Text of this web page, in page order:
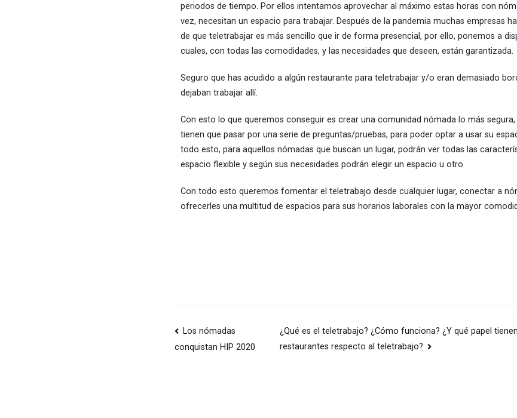
periodos de tiempo. Por ellos intentamos aprovechar al máximo estas horas con
vez, necesitan un espacio para trabajar. Después de la pandemia muchas empresas
de que teletrabajar es más sencillo que ir de forma presencial, por ello, ponemos a
cuales, con todas las comodidades, y las necesidades que deseen, están garantizada.
Seguro que has acudido a algún restaurante para teletrabajar y/o eran demasiado
dejaban trabajar allí.
Con esto lo que queremos conseguir es crear una comunidad nómada lo más
tienen que pasar por una serie de preguntas/pruebas, para poder optar a usar su
todo esto, para aquellos nómadas que buscan un lugar, podrán ver todas las
espacio flexible y según sus necesidades podrán elegir un espacio u otro.
Con todo esto queremos fomentar el teletrabajo desde cualquier lugar, conectar a
ofrecerles una multitud de espacios para sus horarios laborales con la mayor
Los nómadas
conquistan HIP 2020
¿Qué es el teletrabajo? ¿Cómo funciona? ¿Y qué papel
restaurantes respecto al teletrabajo?